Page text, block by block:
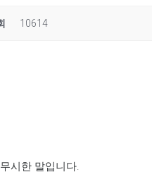
10614
시한 말입니다.